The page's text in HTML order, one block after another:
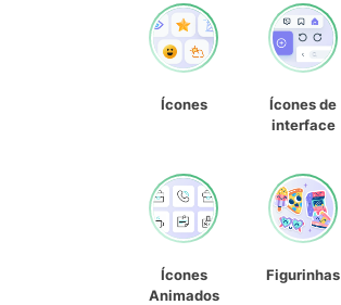
Ícones
Ícones de
interface
Ícones
Animados
Figurinhas